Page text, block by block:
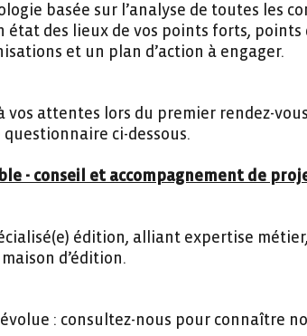
basée sur l’analyse de toutes les
état des lieux de vos points forts, points
et un plan d’action à engager.
vos attentes lors du premier rendez-
ci-dessous.
- conseil et accompagnement de
édition, alliant expertise
d’édition.
: consultez-nous pour connaître